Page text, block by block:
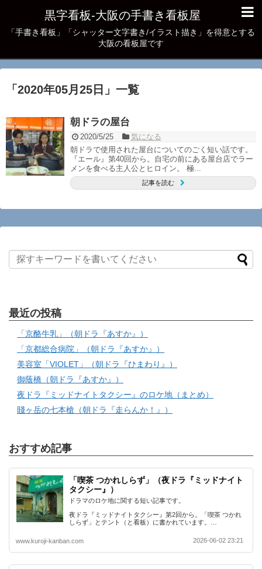
黒字看板‐大阪の手書き看板屋
「手書き看板」「シャッター文字書き/イラスト描き」を得意とする
大阪の看板屋です
「 2020年05月25日 」 一覧
朝ドラの屋台
2020/5/25
気になる
朝ドラで使用された屋台についてのごく短い話です。
『エール』第40回から。自宅の前にある屋台店でラー
メンを食べる主人公とヒロイン。 極...
記事を読む
最近の投稿
「京酪牛乳」（朝ドラ『あすか』）
「京都総合病院」（朝ドラ『あすか』）
美容室「VIOLET」（朝ドラ『ひまわり』）
御蔭橋（朝ドラ『あすか』）
夜ドラ『ミッドナイトタクシー』のロケ地（まとめ）
賤ヶ岳の七本槍（朝ドラ『走らんか！』）
おすすめ記事
「喫茶 つかれしらず」（夜ドラ『ミッドナイト
タクシー』）
ドラマのロケ地に関する短い記事です。
夜ドラ『ミッドナイトタクシー』第2回から。「喫茶 つかれ
しらず」とテント（と看板）に書かれています。…
www.kuroji-kanban.com 2026-06-02 23:21